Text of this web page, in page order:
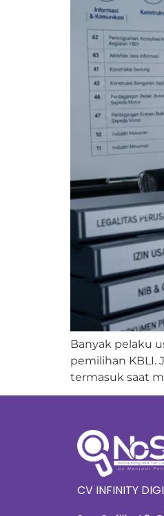
Banyak pelaku
pemilihan KBLI.
termasuk saat
CV INFINITY